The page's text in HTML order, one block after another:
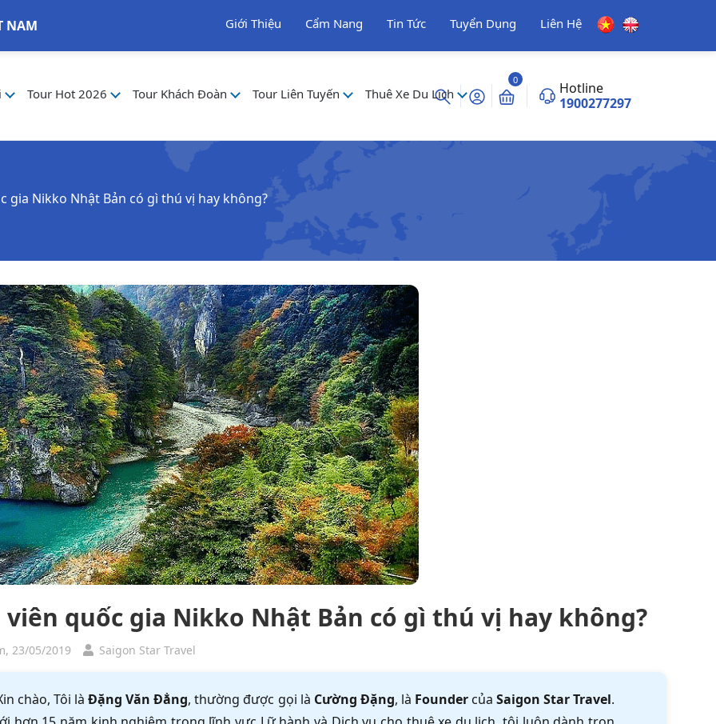
NAM Giới Thiệu Cẩm Nang Tin Tức Tuyển Dụng Liên Hệ
Tour Hot 2026 Tour Khách Đoàn Tour Liên Tuyến Thuê Xe Du Lịch
0
Hotline
1900277297
gia Nikko Nhật Bản có gì thú vị hay không?
viên quốc gia Nikko Nhật Bản có gì thú vị hay không?
23/05/2019 Saigon Star Travel
chào, Tôi làĐặng Văn Đẳng, thường được gọi là Cường Đặng, là Foundercủa Saigon Star Travel.